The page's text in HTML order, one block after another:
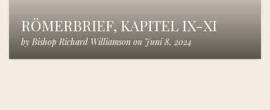
RÖMERBRIEF, KAPITEL IX-XI
by Bishop Richard Williamson on Juni 8, 2024